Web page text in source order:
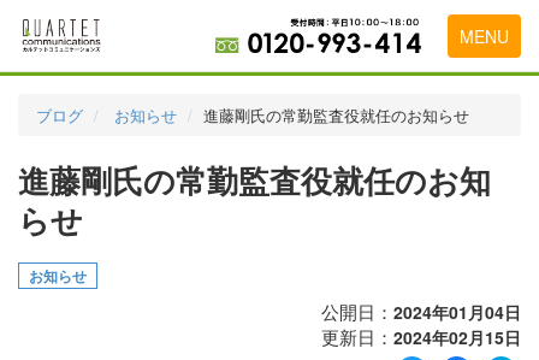
MENU
実績・お客様の声
初めて導入をお考えの方
代理店の乗り換えをお考えの方
ブログ お知らせ 進藤剛氏の常勤監査役就任のお知らせ
進藤剛氏の常勤監査役就任のお知
らせ
お知らせ
公開日： 2024年01月04日
更新日： 2024年02月15日